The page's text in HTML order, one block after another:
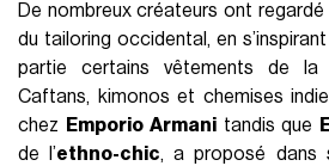
De nombreux créateurs ont
du tailoring occidental, en
partie certains vêtements de la
Caftans, kimonos et chemises
chez
Emporio Armanitandis que
de l’ethno-chic, a proposé dans